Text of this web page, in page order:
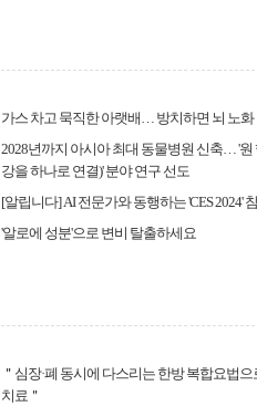
가스 차고 묵직한 아랫배… 방치하면 뇌 노화
2028년까지 아시아 최대 동물병원 신축… '원
강을 하나로 연결)' 분야 연구 선도
[알립니다] AI 전문가와 동행하는 'CES 2024'
'알로에 성분'으로 변비 탈출하세요
＂심장·폐 동시에 다스리는 한방 복합요법
치료＂